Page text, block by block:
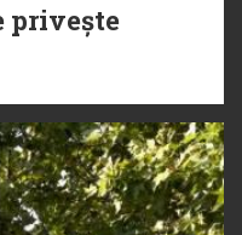
privește